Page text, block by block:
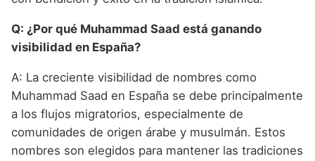
Q: ¿Por qué Muhammad Saad está ganando
visibilidad en España?
A: La creciente visibilidad de nombres como
Muhammad Saad en España se debe principalmente
a los flujos migratorios, especialmente de
comunidades de origen árabe y musulmán. Estos
nombres son elegidos para mantener las tradiciones